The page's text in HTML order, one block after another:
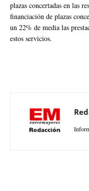
plazas concertadas en las
financiación de plazas
un 22% de media las
estos servicios.